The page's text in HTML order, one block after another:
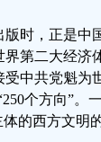
版时，正是
第二大经济
中共党魁为
个方向”。
的西方文明